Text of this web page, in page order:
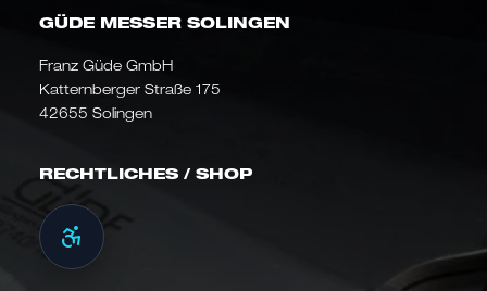
GÜDE MESSER SOLINGEN
Franz Güde GmbH
Katternberger Straße 175
42655 Solingen
RECHTLICHES / SHOP